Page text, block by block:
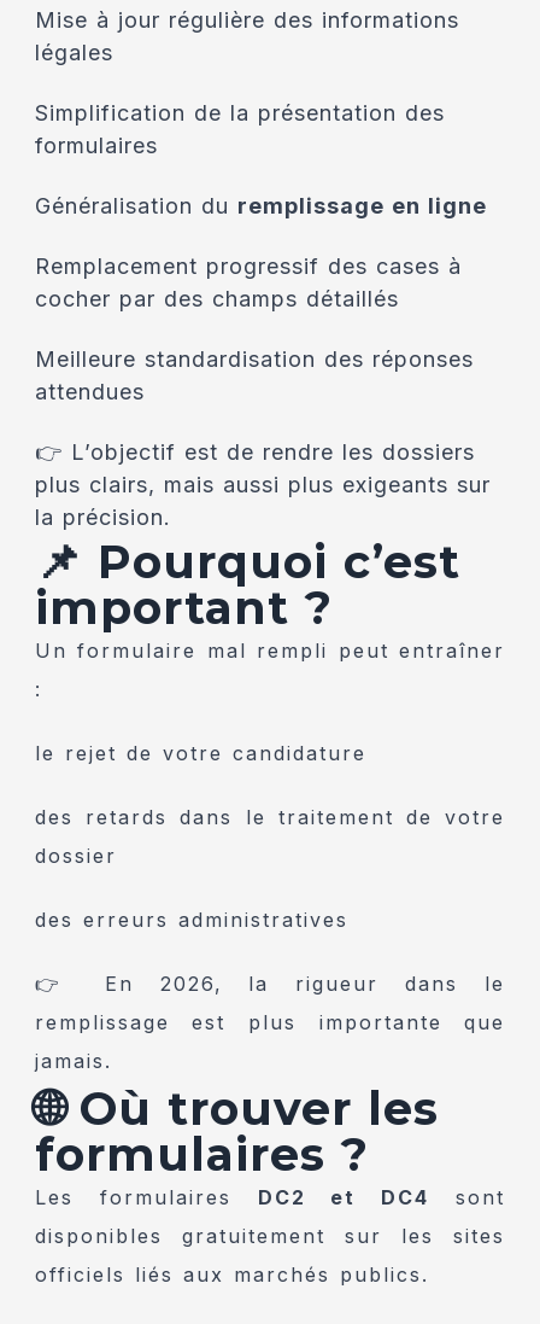
Mise à jour régulière des informations
légales
Simplification de la présentation des
formulaires
Généralisation du remplissage en ligne
Remplacement progressif des cases à
cocher par des champs détaillés
Meilleure standardisation des réponses
attendues
👉 L’objectif est de rendre les dossiers
plus clairs, mais aussi plus exigeants sur
la précision.
📌 Pourquoi c’est
important ?
Un formulaire mal rempli peut entraîner
:
le rejet de votre candidature
des retards dans le traitement de votre
dossier
des erreurs administratives
👉 En 2026, la rigueur dans le
remplissage est plus importante que
jamais.
🌐 Où trouver les
formulaires ?
Les formulaires DC2 et DC4
sont
disponibles gratuitement sur les sites
officiels liés aux marchés publics.